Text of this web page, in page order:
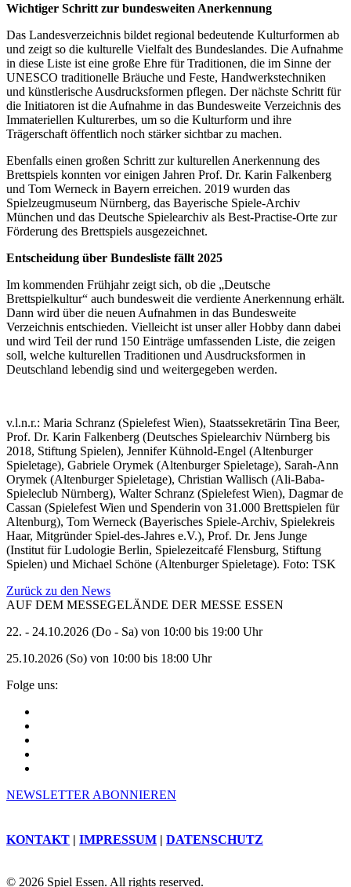
Wichtiger Schritt zur bundesweiten Anerkennung
Das Landesverzeichnis bildet regional bedeutende Kulturformen ab
und zeigt so die kulturelle Vielfalt des Bundeslandes. Die Aufnahme
in diese Liste ist eine große Ehre für Traditionen, die im Sinne der
UNESCO traditionelle Bräuche und Feste, Handwerkstechniken
und künstlerische Ausdrucksformen pflegen. Der nächste Schritt für
die Initiatoren ist die Aufnahme in das Bundesweite Verzeichnis des
Immateriellen Kulturerbes, um so die Kulturform und ihre
Trägerschaft öffentlich noch stärker sichtbar zu machen.
Ebenfalls einen großen Schritt zur kulturellen Anerkennung des
Brettspiels konnten vor einigen Jahren Prof. Dr. Karin Falkenberg
und Tom Werneck in Bayern erreichen. 2019 wurden das
Spielzeugmuseum Nürnberg, das Bayerische Spiele-Archiv
München und das Deutsche Spielearchiv als Best-Practise-Orte zur
Förderung des Brettspiels ausgezeichnet.
Entscheidung über Bundesliste fällt 2025
Im kommenden Frühjahr zeigt sich, ob die „Deutsche
Brettspielkultur“ auch bundesweit die verdiente Anerkennung erhält.
Dann wird über die neuen Aufnahmen in das Bundesweite
Verzeichnis entschieden. Vielleicht ist unser aller Hobby dann dabei
und wird Teil der rund 150 Einträge umfassenden Liste, die zeigen
soll, welche kulturellen Traditionen und Ausdrucksformen in
Deutschland lebendig sind und weitergegeben werden.
v.l.n.r.: Maria Schranz (Spielefest Wien), Staatssekretärin Tina Beer,
Prof. Dr. Karin Falkenberg (Deutsches Spielearchiv Nürnberg bis
2018, Stiftung Spielen), JenniferKühnold-Engel (Altenburger
Spieletage), Gabriele Orymek (Altenburger Spieletage), Sarah-Ann
Orymek (Altenburger Spieletage), Christian Wallisch (Ali-Baba-
Spieleclub Nürnberg), Walter Schranz (Spielefest Wien), Dagmar de
Cassan (Spielefest Wien und Spenderin von 31.000 Brettspielen für
Altenburg), Tom Werneck (Bayerisches Spiele-Archiv, Spielekreis
Haar, MitgründerSpiel-des-Jahres e.V.), Prof. Dr. Jens Junge
(Institut fürLudologie Berlin, Spielezeitcafé Flensburg, Stiftung
Spielen) und Michael Schöne (Altenburger Spieletage). Foto: TSK
Zurück zu den News
AUF DEM MESSEGELÄNDE DER MESSE ESSEN
22. - 24.10.2026 (Do - Sa) von 10:00 bis 19:00 Uhr
25.10.2026 (So) von 10:00 bis 18:00 Uhr
Folge uns:
NEWSLETTER ABONNIEREN
KONTAKT | IMPRESSUM | DATENSCHUTZ
© 2026 Spiel Essen. All rights reserved.